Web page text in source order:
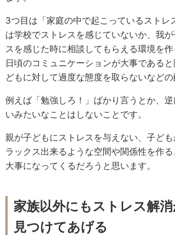
3つ目は「家庭の中で起こっているストレ
は学校でストレスを感じていないか、我
スを感じた時に相談してもらえる環境を作
日頃のコミュニケーションが大事である
どもに対して過度な態度を取らないなどの
例えば「勉強しろ！」ばかり言うとか、
いみたいなことはしないことです。
親が子どもにストレスを与えない、子ど
ラックス出来るような空間や関係性を作
大事になってくるだろうと思います。
家族以外にもストレス解
見つけてあげる